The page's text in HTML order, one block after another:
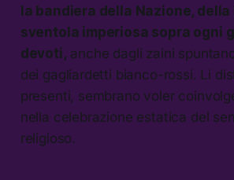
la bandiera della Nazione, della
sventola imperiosa sopra ogni
devoti, anche dagli zaini
dei gagliardetti bianco-rossi. Li
presenti, sembrano voler
nella celebrazione estatica del
religioso.